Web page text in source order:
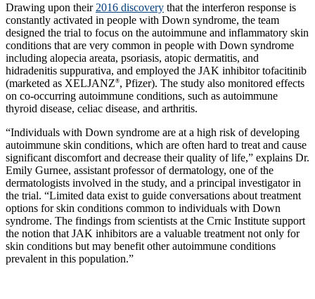
Drawing upon their 2016 discovery that the interferon response is
constantly activated in people with Down syndrome, the team
designed the trial to focus on the autoimmune and inflammatory skin
conditions that are very common in people with Down syndrome
including alopecia areata, psoriasis, atopic dermatitis, and
hidradenitis suppurativa, and employed the JAK inhibitor tofacitinib
(marketed as XELJANZ®, Pfizer). The study also monitored effects
on co-occurring autoimmune conditions, such as autoimmune
thyroid disease, celiac disease, and arthritis.
“Individuals with Down syndrome are at a high risk of developing
autoimmune skin conditions, which are often hard to treat and cause
significant discomfort and decrease their quality of life,” explains Dr.
Emily Gurnee, assistant professor of dermatology, one of the
dermatologists involved in the study, and a principal investigator in
the trial. “Limited data exist to guide conversations about treatment
options for skin conditions common to individuals with Down
syndrome. The findings from scientists at the Crnic Institute support
the notion that JAK inhibitors are a valuable treatment not only for
skin conditions but may benefit other autoimmune conditions
prevalent in this population.”